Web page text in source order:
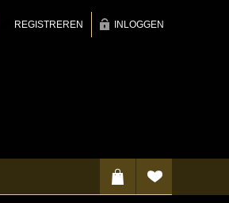
REGISTREREN INLOGGEN